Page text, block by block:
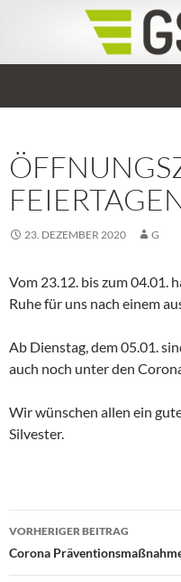
23. DEZEMBER 2020 G
Vom 23.12. bis zum 04.01.
Ruhe für uns nach einem
Ab Dienstag, dem 05.01.
auch noch unter den
Wir wünschen allen ein
Silvester.
VORHERIGER BEITRAG
Corona